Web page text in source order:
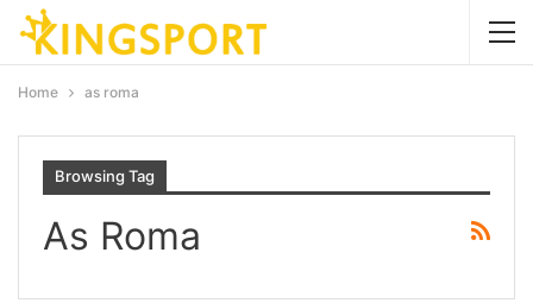
Home as roma
Browsing Tag
As Roma